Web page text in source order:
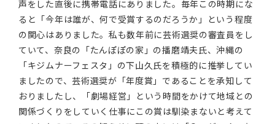
声をした直後に携帯電話にありました。毎年この時期にな
ると「今年は誰が、何で受賞するのだろうか」という程度
の関心はありました。私も数年前に芸術選奨の審査員をし
ていて、奈良の「たんぽぽの家」の播磨靖夫氏、沖縄の
「キジムナーフェスタ」の下山久氏を積極的に推挙してい
ましたので、芸術選奨が「年度賞」であることを承知して
おりましたし、「劇場経営」という時間をかけて地域との
関係づくりをしていく仕事にこの賞は馴染まないと考えて